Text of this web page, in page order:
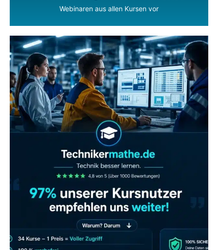
Webinaren aus allen Kursen vor